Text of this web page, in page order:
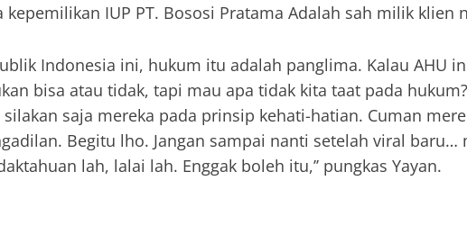
kepemilikan IUP PT. Bososi Pratama Adalah sah milik klien
Indonesia ini, hukum itu adalah panglima. Kalau AHU
bisa atau tidak, tapi mau apa tidak kita taat pada
saja mereka pada prinsip kehati-hatian. Cuman
Begitu lho. Jangan sampai nanti setelah viral baru…
lah, lalai lah. Enggak boleh itu,’’ pungkas Yayan.